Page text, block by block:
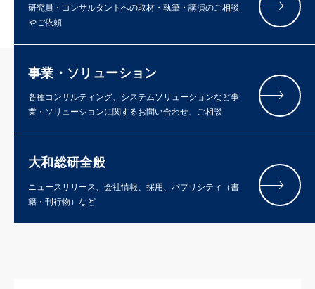
研究員・コンサルタントへの取材・執筆・講演のご相談
やご依頼
事業・ソリューション
各種コンサルティング、システムソリューションなど事
業・ソリューションに関するお問い合わせ、ご相談
大和総研全般
ニュースリリース、会社情報、採用、パブリシティ（書
籍・刊行物）など